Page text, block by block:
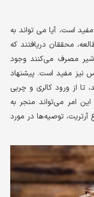
است، آیا می تواند به
محققان دریافتند که
شیر مصرف می‌کنند وجود
نیز مفید است. پیشنهاد
از ورود کالری و چربی
امر می‌تواند منجر به
توصیه‌ها در مورد